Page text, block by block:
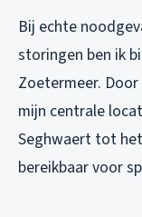
Bij echte
storingen ben ik
Zoetermeer.
mijn centrale
Seghwaert tot
bereikbaar voor